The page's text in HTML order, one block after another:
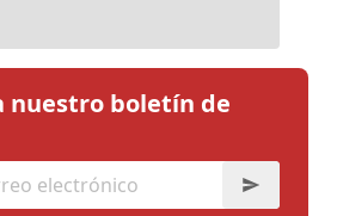
nuestro boletín de